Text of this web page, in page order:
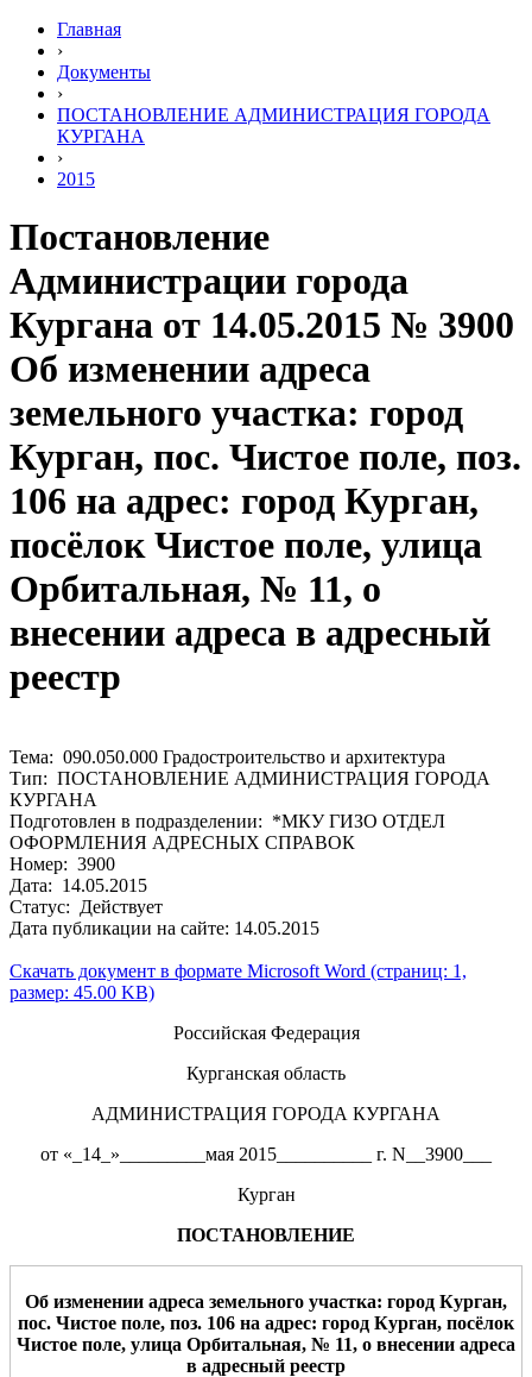
Главная
›
Документы
›
ПОСТАНОВЛЕНИЕ АДМИНИСТРАЦИЯ ГОРОДА
КУРГАНА
›
2015
Постановление
Администрации города
Кургана от 14.05.2015 № 3900
Об изменении адреса
земельного участка: город
Курган, пос. Чистое поле, поз.
106 на адрес: город Курган,
посёлок Чистое поле, улица
Орбитальная, № 11, о
внесении адреса в адресный
реестр
Тема: 090.050.000 Градостроительство и архитектура
Тип: ПОСТАНОВЛЕНИЕ АДМИНИСТРАЦИЯ ГОРОДА
КУРГАНА
Подготовлен в подразделении: *МКУ ГИЗО ОТДЕЛ
ОФОРМЛЕНИЯ АДРЕСНЫХ СПРАВОК
Номер: 3900
Дата: 14.05.2015
Статус: Действует
Дата публикации на сайте: 14.05.2015
Скачать документ в формате Microsoft Word (страниц: 1,
размер: 45.00 KB)
Российская Федерация
Курганская область
АДМИНИСТРАЦИЯ ГОРОДА КУРГАНА
от «_14_»_________мая 2015__________ г. N__3900___
Курган
ПОСТАНОВЛЕНИЕ
Об изменении адреса земельного участка: город Курган,
пос. Чистое поле, поз. 106 на адрес: город Курган, посёлок
Чистое поле, улица Орбитальная, № 11, о внесении адреса
в адресный реестр